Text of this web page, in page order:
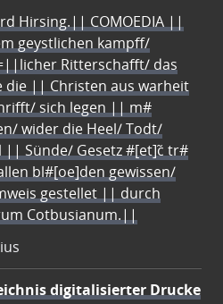
Hirsing.|| COMOEDIA ||
geystlichen kampff/
Ritterschafft/ das
die || Christen aus warheit
sich legen || m#
wider die Heel/ Todt/
|| Sünde/ Gesetz #[et]c̃ tr#
bl#[oe]den gewissen/
gestellet || durch
Cotbusianum.||
digitalisierter Drucke